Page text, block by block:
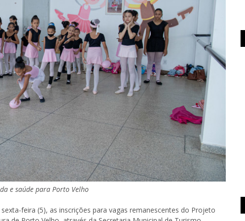
e saúde para Porto Velho
feira (5), as inscrições para vagas remanescentes do Projeto